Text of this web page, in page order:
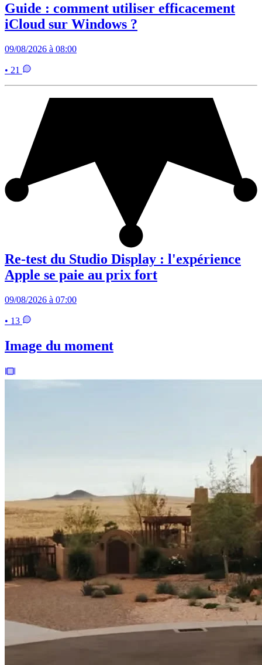
Guide : comment utiliser efficacement
iCloud sur Windows ?
09/08/2026 à 08:00
• 21
Re-test du Studio Display : l'expérience
Apple se paie au prix fort
09/08/2026 à 07:00
• 13
Image du moment